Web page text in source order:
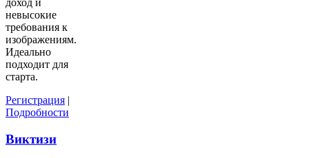
доход и
невысокие
требования к
изображениям.
Идеально
подходит для
старта.
Регистрация
Подробности
Виктизи